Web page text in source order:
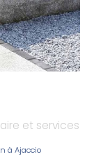
et services
à Ajaccio